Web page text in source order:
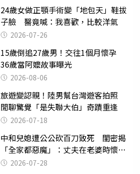
24歲女做正顎手術變「地包天」鞋拔
子臉 醫竟喊：我喜歡，比較洋氣
2026-07-26
15歲倒追27歲男！交往1個月懷孕
36歲當阿嬤故事曝光
2026-08-06
旅遊變認親！陸男幫台灣遊客拍照
閒聊驚覺「是失聯大伯」奇蹟重逢
2026-07-18
中和兒媳遭公公砍百刀致死 閨密揭
「全家都惡魔」：丈夫在老婆時懷孕
摔東西
2026-07-28